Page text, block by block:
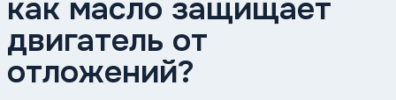
как масло защищает
двигатель от
отложений?